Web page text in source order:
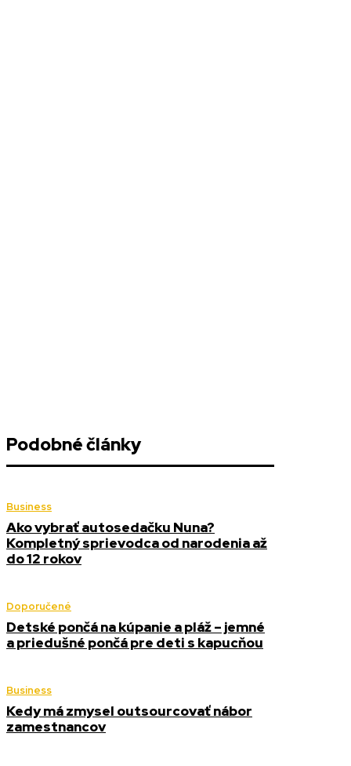
Podobné články
Business
Ako vybrať autosedačku Nuna?
Kompletný sprievodca od narodenia až
do 12 rokov
Doporučené
Detské pončá na kúpanie a pláž – jemné
a priedušné pončá pre deti s kapucňou
Business
Kedy má zmysel outsourcovať nábor
zamestnancov